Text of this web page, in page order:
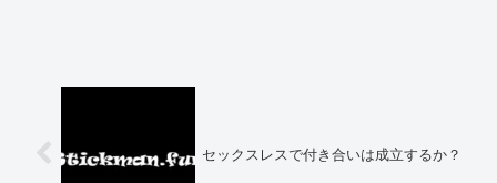
セックスレスで付き合いは成立するか？